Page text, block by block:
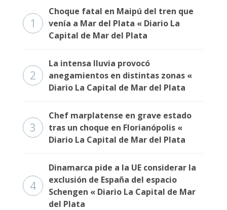
1
Choque fatal en Maipú del tren que
venía a Mar del Plata « Diario La
Capital de Mar del Plata
2
La intensa lluvia provocó
anegamientos en distintas zonas «
Diario La Capital de Mar del Plata
3
Chef marplatense en grave estado
tras un choque en Florianópolis «
Diario La Capital de Mar del Plata
4
Dinamarca pide a la UE considerar la
exclusión de España del espacio
Schengen « Diario La Capital de Mar
del Plata